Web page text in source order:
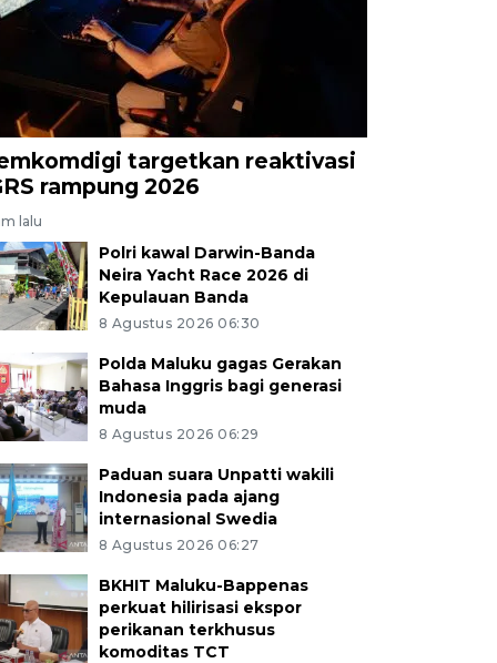
targetkan reaktivasi
rampung 2026
lalu
Polri kawal Darwin-Banda
Neira Yacht Race 2026 di
Kepulauan Banda
8 Agustus 2026 06:30
Polda Maluku gagas Gerakan
Bahasa Inggris bagi generasi
muda
8 Agustus 2026 06:29
Paduan suara Unpatti wakili
Indonesia pada ajang
internasional Swedia
8 Agustus 2026 06:27
BKHIT Maluku-Bappenas
perkuat hilirisasi ekspor
perikanan terkhusus
komoditas TCT